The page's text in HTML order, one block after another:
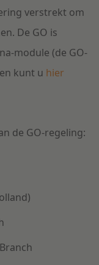
verstrekt om
De GO is
module (de GO-
kunt u hier
de GO-regeling: